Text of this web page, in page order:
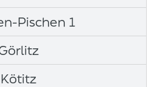
Pischen 1
Kötitz